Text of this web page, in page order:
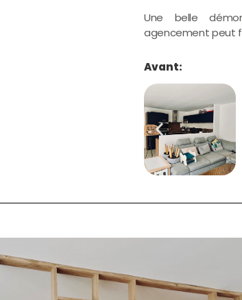
Une belle
agencement peut
Avant: